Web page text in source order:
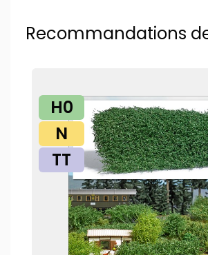
Recommandations
H0
N
TT